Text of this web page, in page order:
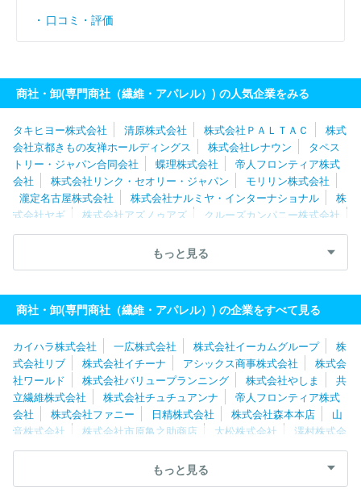
口コミ・評価
商社・卸(専門商社（繊維・アパレル）) の人気企業をみる
タキヒヨー株式会社 清原株式会社 株式会社ＰＡＬＴＡＣ
株式
会社京都きもの友禅ホールディングス
株式会社レナウン
タペス
トリー・ジャパン合同会社
蝶理株式会社
帝人フロンティア株式
会社
株式会社リンク・セオリー・ジャパン
モリリン株式会社
瀧定名古屋株式会社
株式会社ナルミヤ・インターナショナル
株
式会社ヤギ
株式会社アズノゥアズ
クルーズカンパニー株式会社
株式会社ＷＳＰ
八木兵株式会社 株式会社ナイガイ
リッツジ
丸眞株式会社 パシバ株式会社
クロスプラス株
式会社
メール
株式会社アラ 有限会社コスミックインフォリンク
株式
会社ハヤシゴ
もっと見る
商社・卸(専門商社（繊維・アパレル）) の企業をすべて見る
カイハラ株式会社 一広株式会社 株式会社イーカムグループ
株
式会社リブ
株式会社イチーナ アシックス商事株式会社
株式会
社ワールド
株式会社バリュープランニング 株式会社やしま
共
立繊維株式会社
株式会社チュチュアンナ
帝人フロンティア株式
会社
株式会社ファニー 日精株式会社 株式会社森本本店
山
音株式会社
株式会社市原亀之助商店 大松株式会社
澤村株式会
社
株式会社クラボウインターナショナル
マルカイコーポレーシ
株式会社ハヤシゴ 株式会社アスディック
清川株
式会社
もっと見る